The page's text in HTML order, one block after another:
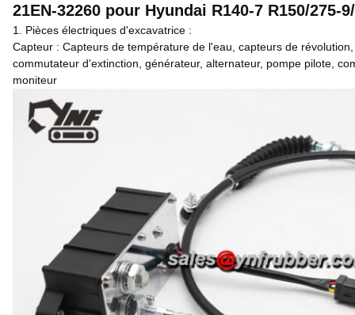
21EN-32260 pour Hyundai R140-7 R150/275-
1. Pièces électriques d'excavatrice :
Capteur : Capteurs de température de l'eau, capteurs de
commutateur d'extinction, générateur, alternateur, pompe pilote,
moniteur